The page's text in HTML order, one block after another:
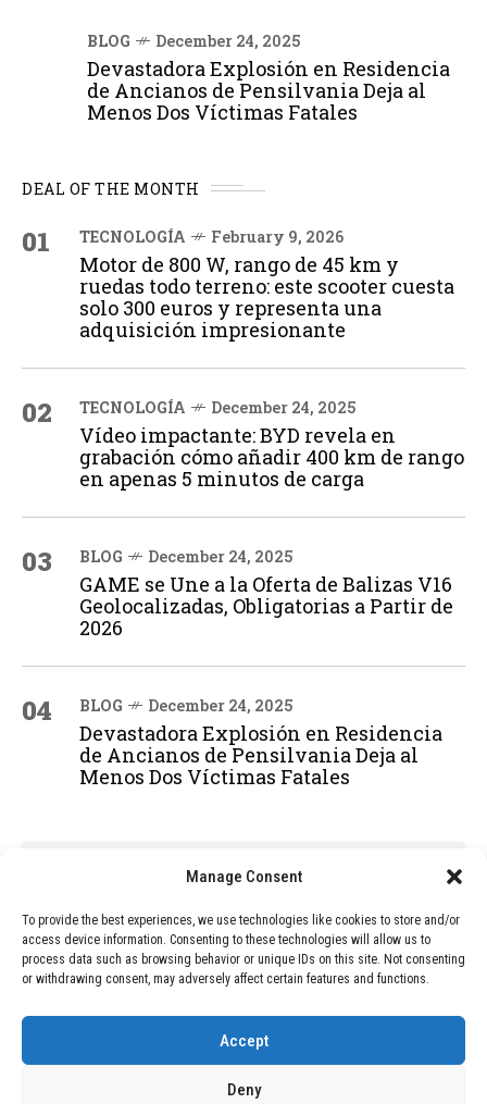
Manage Consent
To provide the best experiences, we use technologies like cookies to store and/or
access device information. Consenting to these technologies will allow us to
process data such as browsing behavior or unique IDs on this site. Not consenting
or withdrawing consent, may adversely affect certain features and functions.
Accept
Deny
BLOG December 24, 2025
Devastadora Explosión en Residencia
de Ancianos de Pensilvania Deja al
Menos Dos Víctimas Fatales
DEAL OF THE MONTH
01 TECNOLOGÍA February 9, 2026
Motor de 800 W, rango de 45 km y
ruedas todo terreno: este scooter cuesta
solo 300 euros y representa una
adquisición impresionante
02 TECNOLOGÍA December 24, 2025
Vídeo impactante: BYD revela en
grabación cómo añadir 400 km de rango
en apenas 5 minutos de carga
03 BLOG December 24, 2025
GAME se Une a la Oferta de Balizas V16
Geolocalizadas, Obligatorias a Partir de
2026
04 BLOG December 24, 2025
Devastadora Explosión en Residencia
de Ancianos de Pensilvania Deja al
Menos Dos Víctimas Fatales